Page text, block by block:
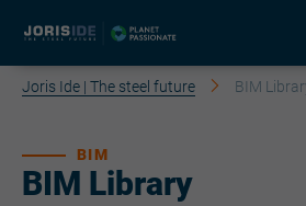
Joris Ide | The steel future BIM
BIM Library
BIM